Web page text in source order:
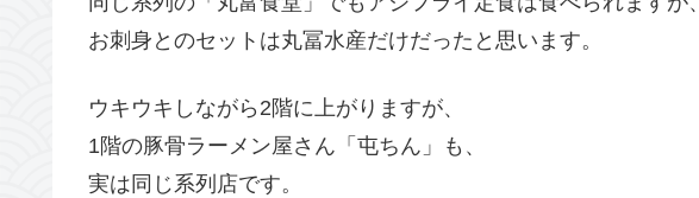
お刺身とのセットは丸冨水産だけだったと思います。
ウキウキしながら2階に上がりますが、
1階の豚骨ラーメン屋さん「屯ちん」も、
実は同じ系列店です。